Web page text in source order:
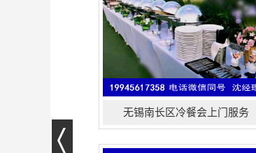
无锡南长区冷餐会上门服务
无锡南长区家具租赁包括：桌椅租